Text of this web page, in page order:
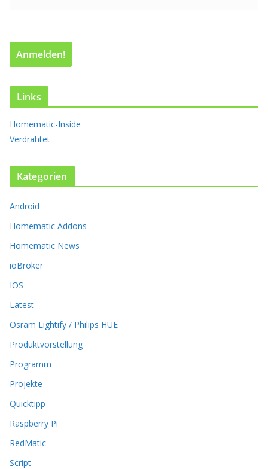
r
a
e
n
u
.
e
p
t
o
n
n
k
n
e
n
u
f
e
r
Links
Homematic-Inside
Verdrahtet
Kategorien
Android
Homematic Addons
Homematic News
ioBroker
IOS
Latest
Osram Lightify / Philips HUE
Produktvorstellung
Programm
Projekte
Quicktipp
Raspberry Pi
RedMatic
Script